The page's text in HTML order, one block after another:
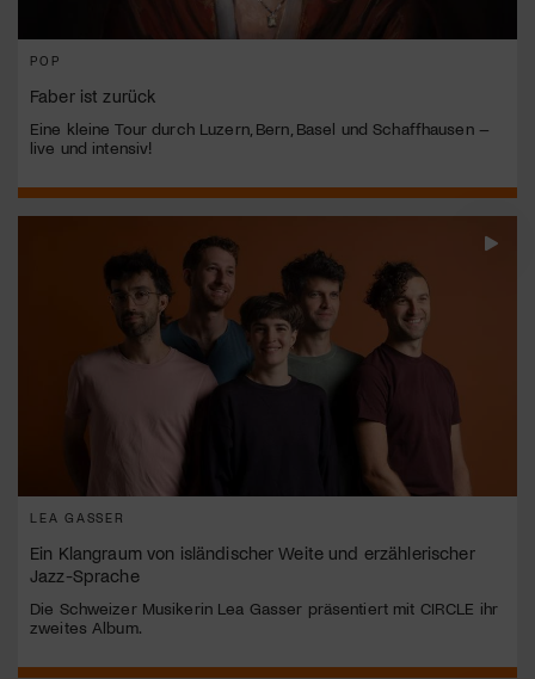
POP
Faber ist zurück
Eine kleine Tour durch Luzern, Bern, Basel und Schaffhausen –
live und intensiv!
LEA GASSER
Ein Klangraum von isländischer Weite und erzählerischer
Jazz-Sprache
Die Schweizer Musikerin Lea Gasser präsentiert mit CIRCLE ihr
zweites Album.